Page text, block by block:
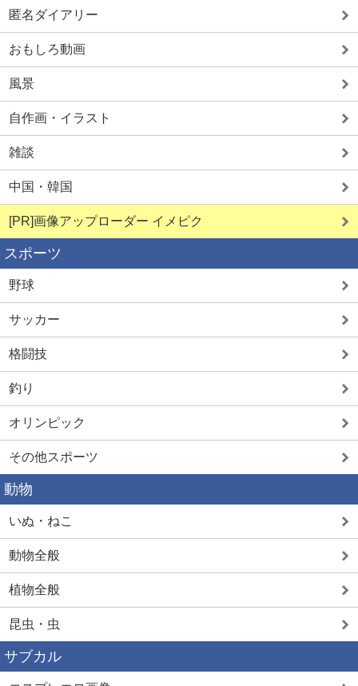
匿名ダイアリー
おもしろ動画
風景
自作画・イラスト
雑談
中国・韓国
[PR]画像アップローダー イメピク
スポーツ
野球
サッカー
格闘技
釣り
オリンピック
その他スポーツ
動物
いぬ・ねこ
動物全般
植物全般
昆虫・虫
サブカル